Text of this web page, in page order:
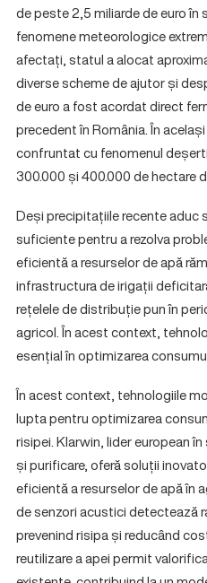
de peste 2,5 miliarde de euro
fenomene meteorologice
afectați, statul a alocat
diverse scheme de ajutor și
de euro a fost acordat direct
precedent în România. În
confruntat cu fenomenul
300.000 și 400.000 de hectare
Deși precipitațiile recente aduc
suficiente pentru a rezolva
eficientă a resurselor de apă
infrastructura de irigații
rețelele de distribuție pun în
agricol. În acest context,
esențial în optimizarea
În acest context, tehnologiile
lupta pentru optimizarea
risipei. Klarwin, lider european
și purificare, oferă soluții
eficientă a resurselor de apă în
de senzori acustici detectează
prevenind risipa și reducând
reutilizare a apei permit